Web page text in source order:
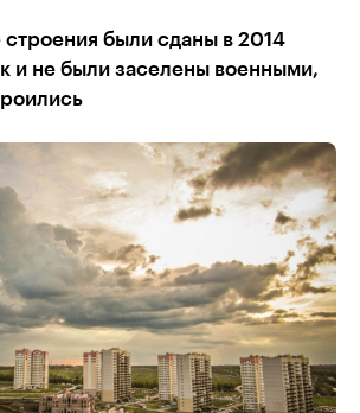
были сданы в 2014
и не были заселены военными,